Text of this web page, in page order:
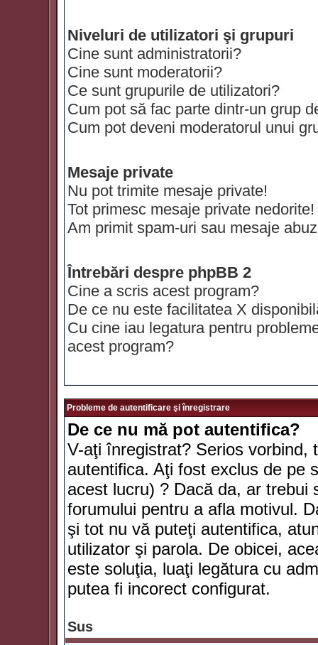
Niveluri de utilizatori şi grupuri
Cine sunt administratorii?
Cine sunt moderatorii?
Ce sunt grupurile de utilizatori?
Cum pot să fac parte dintr-un grup
Cum pot deveni moderatorul unui
Mesaje private
Nu pot trimite mesaje private!
Tot primesc mesaje private nedorite!
Am primit spam-uri sau mesaje
Întrebări despre phpBB 2
Cine a scris acest program?
De ce nu este facilitatea X
Cu cine iau legatura pentru
acest program?
Probleme de autentificare şi înregistrare
De ce nu mă pot autentifica?
V-aţi înregistrat? Serios vorbind,
autentifica. Aţi fost exclus de pe
acest lucru) ? Dacă da, ar trebui
forumului pentru a afla motivul.
şi tot nu vă puteţi autentifica,
utilizator şi parola. De obicei,
este soluţia, luaţi legătura cu
putea fi incorect configurat.
Sus